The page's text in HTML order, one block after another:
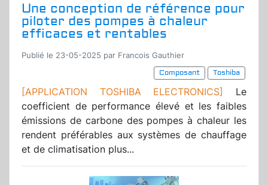
Une conception de référence pour
piloter des pompes à chaleur
efficaces et rentables
Publié le 23-05-2025 par Francois Gauthier
Composant
Toshiba
[APPLICATION TOSHIBA ELECTRONICS]
Le
coefficient de performance élevé et les faibles
émissions de carbone des pompes à chaleur les
rendent préférables aux systèmes de chauffage
et de climatisation plus...